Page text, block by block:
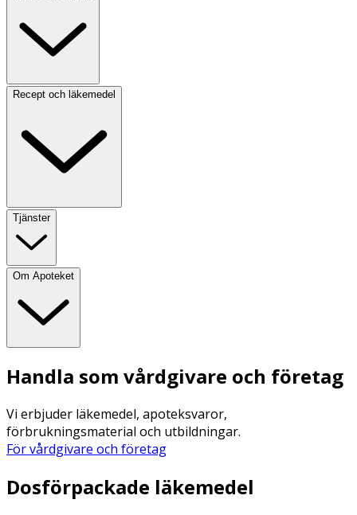
Recept och läkemedel
Tjänster
Om Apoteket
Handla som vårdgivare och företag
Vi erbjuder läkemedel, apoteksvaror,
förbrukningsmaterial och utbildningar.
För vårdgivare och företag
Dosförpackade läkemedel